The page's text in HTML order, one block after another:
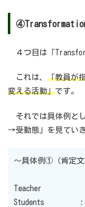
４つ目は「
これは、 「教員が
変える活動」です。
それでは具体例と
→受動態」を見ていき
〜具体例①（肯定
Teacher : I
Students : I